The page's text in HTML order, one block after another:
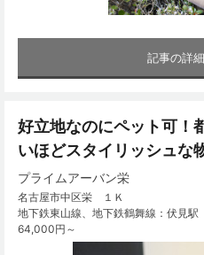
記事の詳
好立地なのにペット可！
いほどスタイリッシュな
プライムアーバン栄
名古屋市中区栄 １Ｋ
地下鉄東山線、地下鉄鶴舞線：伏見駅
64,000円～